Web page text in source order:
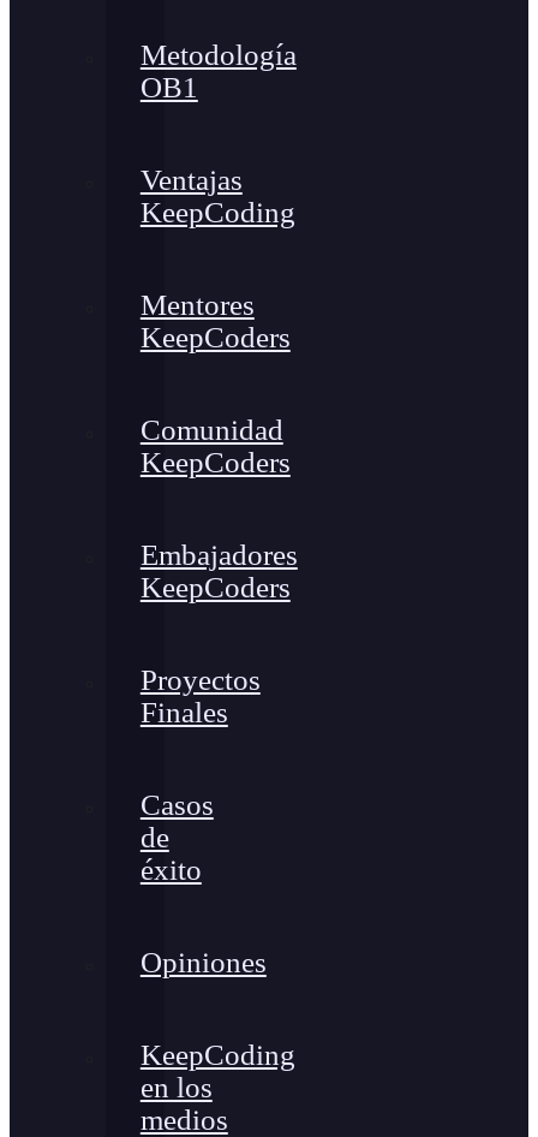
Metodología
OB1
Ventajas
KeepCoding
Mentores
KeepCoders
Comunidad
KeepCoders
Embajadores
KeepCoders
Proyectos
Finales
Casos
de
éxito
Opiniones
KeepCoding
en los
medios